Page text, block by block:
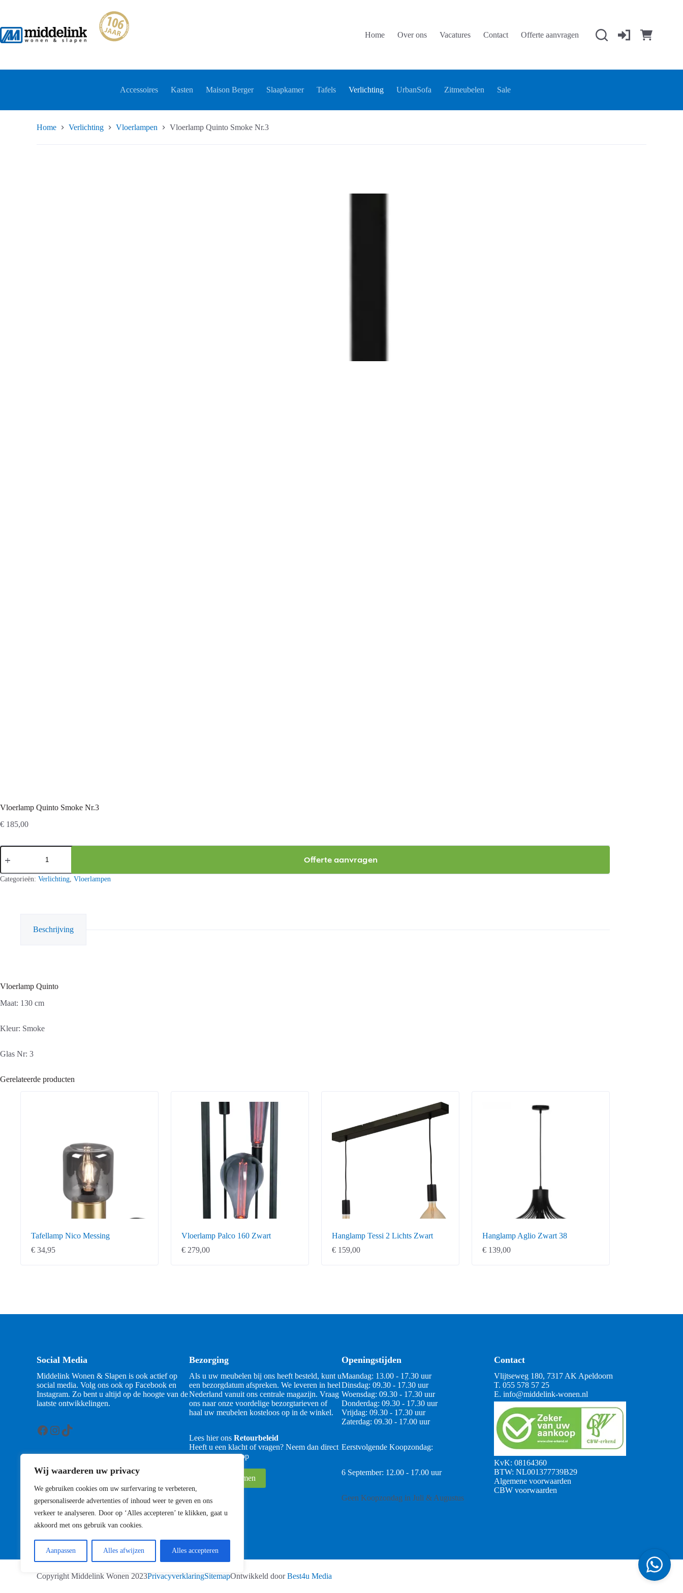
Wij waarderen uw privacy
We gebruiken cookies om uw surfervaring te verbeteren,
gepersonaliseerde advertenties of inhoud weer te geven en ons
verkeer te analyseren. Door op ‘Alles accepteren’ te klikken, gaat u
akkoord met ons gebruik van cookies.
Aanpassen Alles afwijzen Alles accepteren
inhoud
Home Over ons Vacatures Contact Offerte aanvragen
Accessoires Kasten Maison Berger Slaapkamer Tafels Verlichting UrbanSofa Zitmeubelen Sale
Home Verlichting Vloerlampen Vloerlamp Quinto Smoke Nr.3
Vloerlamp Quinto Smoke Nr.3
€ 185,00
Vloerlamp
Quinto
Nr.3
aantal
Offerte aanvragen
Categorieën: Verlichting, Vloerlampen
Beschrijving
Vloerlamp Quinto
Maat: 130 cm
Kleur: Smoke
Glas Nr: 3
Gerelateerde producten
Tafellamp Nico Messing
€ 34,95
Vloerlamp Palco 160 Zwart
€ 279,00
Hanglamp Tessi 2 Lichts Zwart
€ 159,00
Hanglamp Aglio Zwart 38
€ 139,00
Social Media
Middelink Wonen & Slapen is ook actief op
social media. Volg ons ook op Facebook en
Instagram. Zo bent u altijd op de hoogte van de
laatste ontwikkelingen.
Facebook
Instagram
TikTok
Bezorging
Als u uw meubelen bij ons heeft besteld, kunt u
een bezorgdatum afspreken. We leveren in heel
Nederland vanuit ons centrale magazijn. Vraag
ons naar onze voordelige bezorgtarieven of
haal uw meubelen kosteloos op in de winkel.
Lees hier ons Retourbeleid
Heeft u een klacht of vragen? Neem dan direct
contact met ons op
Contact opnemen
Openingstijden
Maandag: 13.00 - 17.30 uur
Dinsdag: 09.30 - 17.30 uur
Woensdag: 09.30 - 17.30 uur
Donderdag: 09.30 - 17.30 uur
Vrijdag: 09.30 - 17.30 uur
Zaterdag: 09.30 - 17.00 uur
Eerstvolgende Koopzondag:
6 September: 12.00 - 17.00 uur
Geen Koopzondag in Juli & Augustus
Contact
Vlijtseweg 180, 7317 AK Apeldoorn
T. 055 578 57 25
E. info@middelink-wonen.nl
KvK: 08164360
BTW: NL001377739B29
Algemene voorwaarden
CBW voorwaarden
Copyright Middelink Wonen 2023PrivacyverklaringSitemapOntwikkeld doorBest4u Media